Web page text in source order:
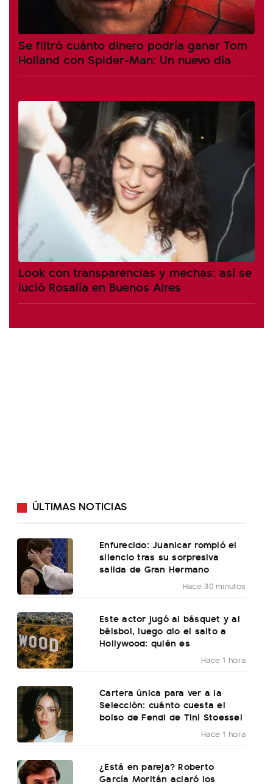
Se filtró cuánto dinero podría ganar Tom
Holland con Spider-Man: Un nuevo día
Look con transparencias y mechas: así se
lució Rosalía en Buenos Aires
ÚLTIMAS NOTICIAS
Enfurecido: Juanicar rompió el
silencio tras su sorpresiva
salida de Gran Hermano
Hace 30 minutos
Este actor jugó al básquet y al
béisbol, luego dio el salto a
Hollywood: quién es
Hace 1 hora
Cartera única para ver a la
Selección: cuánto cuesta el
bolso de Fendi de Tini Stoessel
Hace 1 hora
¿Está en pareja? Roberto
García Moritán aclaró los